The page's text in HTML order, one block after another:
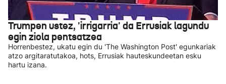
Trumpen ustez, 'irrigarria' da Errusiak lagundu
egin ziola pentsatzea
Horrenbestez, ukatu egin du 'The Washington Post' egunkariak
atzo argitaratutakoa, hots, Errusiak hauteskundeetan esku
hartu izana.